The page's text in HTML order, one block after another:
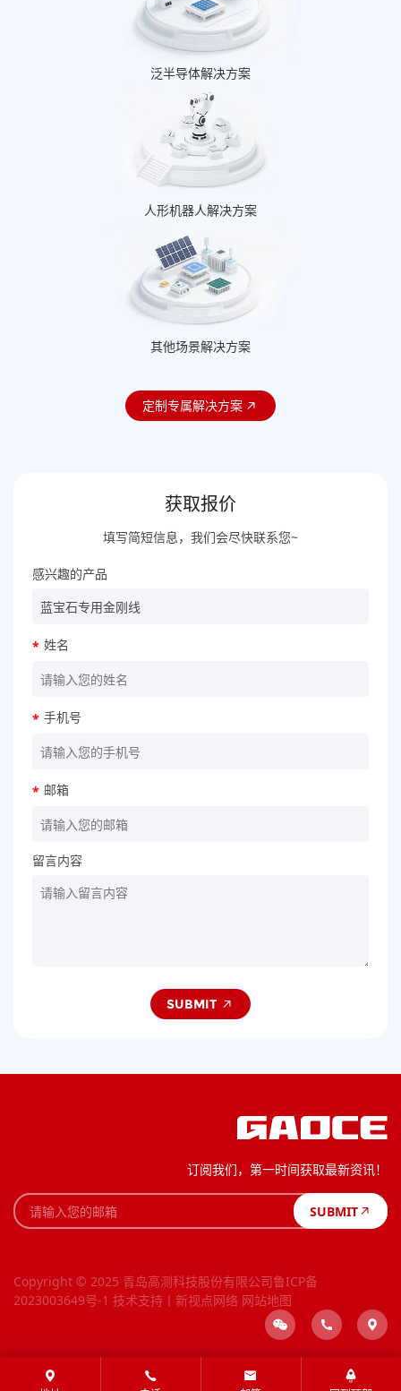
泛半导体解决方案
人形机器人解决方案
其他场景解决方案
定制专属解决方案
获取报价
填写简短信息，我们会尽快联系您~
感兴趣的产品
* 姓名
* 手机号
* 邮箱
留言内容
SUBMIT
订阅我们，第一时间获取最新资讯！
SUBMIT
Copyright © 2025 青岛高测科技股份有限公司鲁ICP备
2023003649号-1 技术支持丨新视点网络 网站地图